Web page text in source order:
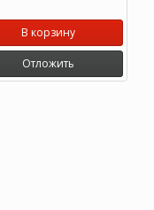
В корзину
Отложить